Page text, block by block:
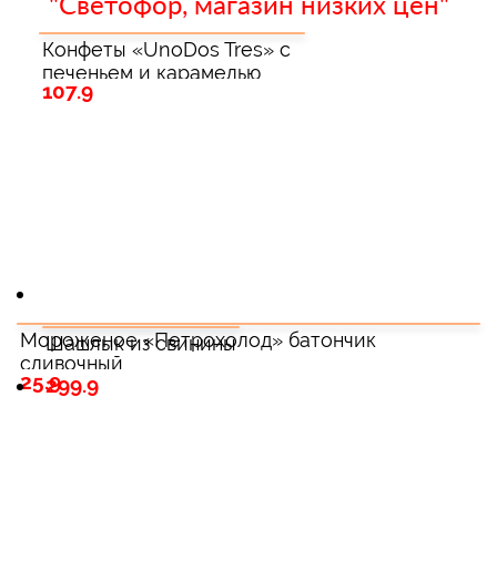
"Светофор, магазин низких цен"
Конфеты «UnoDos Tres» с
печеньем и карамелью
107.9
Шашлык из свинины
299.9
Мороженое «Петрохолод» батончик
сливочный
25.9